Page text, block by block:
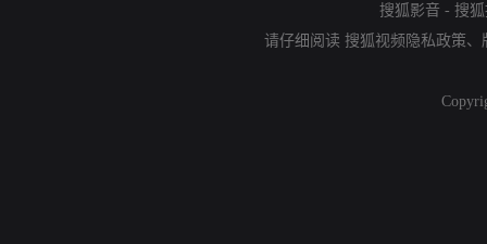
搜狐影音 - 搜
请仔细阅读 搜狐视频隐私政策、